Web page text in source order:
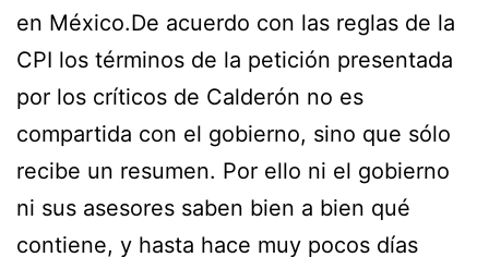
en México.De acuerdo con las reglas de la
CPI los términos de la petición presentada
por los críticos de Calderón no es
compartida con el gobierno, sino que sólo
recibe un resumen. Por ello ni el gobierno
ni sus asesores saben bien a bien qué
contiene, y hasta hace muy pocos días